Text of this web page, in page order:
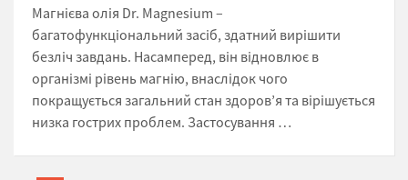
Магнієва олія Dr. Magnesium –
багатофункціональний засіб, здатний вирішити
безліч завдань. Насамперед, він відновлює в
організмі рівень магнію, внаслідок чого
покращується загальний стан здоров’я та вірішується
низка гострих проблем. Застосування …